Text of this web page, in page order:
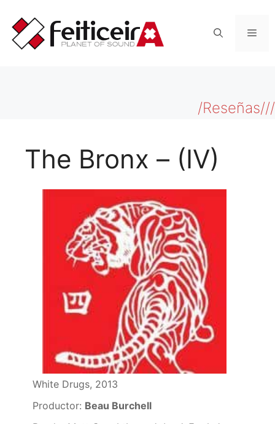
contenido
/Reseñas///
The Bronx – (IV)
White Drugs, 2013
Productor: Beau Burchell